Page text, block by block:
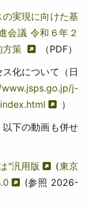
の実現に向けた基
会議 令和６年２
方策
（PDF）
ス化について（日
j-
）
下の動画も併せ
"汎用版 (東京
(参照 2026-